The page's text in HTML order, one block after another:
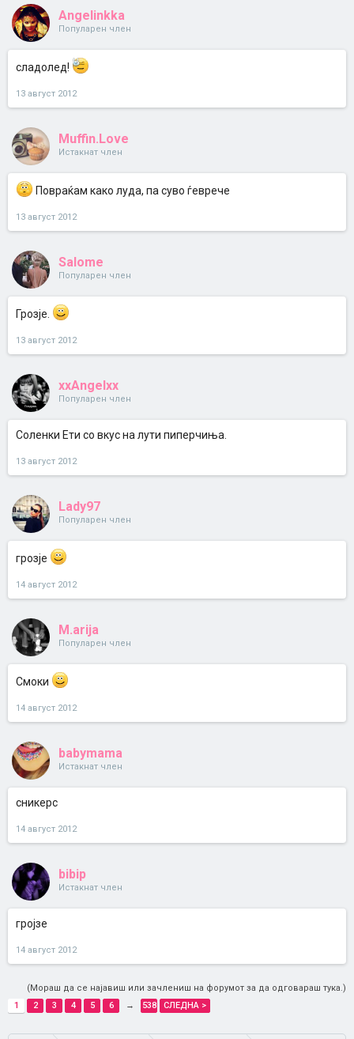
Angelinkka
Популарен член
сладолед!
13 август 2012
Muffin.Love
Истакнат член
Повраќам како луда, па суво ѓеврече
13 август 2012
Salome
Популарен член
Грозје.
13 август 2012
xxAngelxx
Популарен член
Соленки Ети со вкус на лути пиперчиња.
13 август 2012
Lady97
Популарен член
грозје
14 август 2012
M.arija
Популарен член
Смоки
14 август 2012
babymama
Истакнат член
сникерс
14 август 2012
bibip
Истакнат член
гројзе
14 август 2012
(Мораш да се најавиш или зачлениш на форумот за да одговараш тука.)
1
2 3 4 5 6 → 538 СЛЕДНА >